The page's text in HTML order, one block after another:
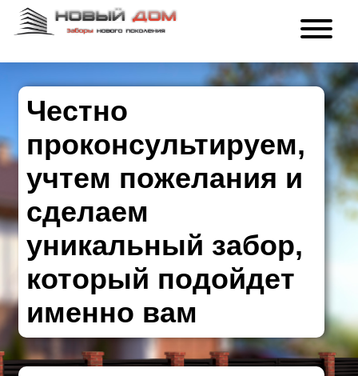
Честно
проконсультируем,
учтем пожелания и
сделаем
уникальный забор,
который подойдет
именно вам